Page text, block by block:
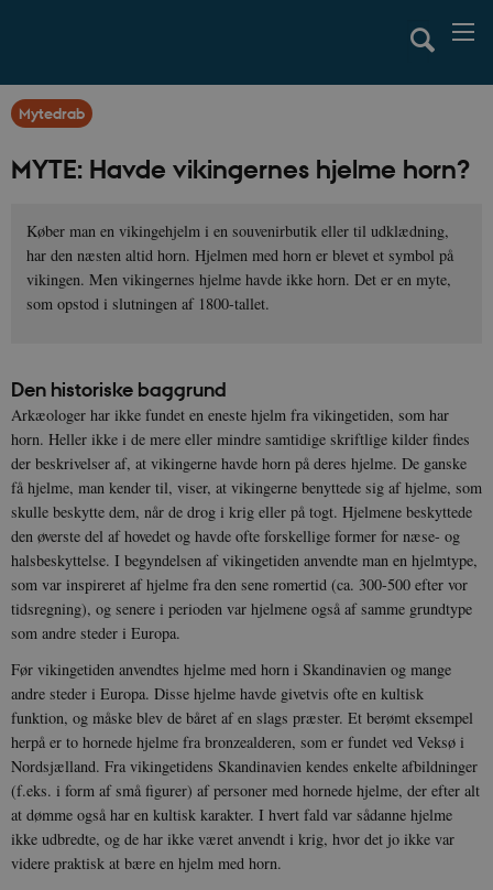
Mytedrab
MYTE: Havde vikingernes hjelme horn?
Køber man en vikingehjelm i en souvenirbutik eller til udklædning,
har den næsten altid horn. Hjelmen med horn er blevet et symbol på
vikingen. Men vikingernes hjelme havde ikke horn. Det er en myte,
som opstod i slutningen af 1800-tallet.
Den historiske baggrund
Arkæologer har ikke fundet en eneste hjelm fra vikingetiden, som har
horn. Heller ikke i de mere eller mindre samtidige skriftlige kilder findes
der beskrivelser af, at vikingerne havde horn på deres hjelme. De ganske
få hjelme, man kender til, viser, at vikingerne benyttede sig af hjelme, som
skulle beskytte dem, når de drog i krig eller på togt. Hjelmene beskyttede
den øverste del af hovedet og havde ofte forskellige former for næse- og
halsbeskyttelse. I begyndelsen af vikingetiden anvendte man en hjelmtype,
som var inspireret af hjelme fra den sene romertid (ca. 300-500 efter vor
tidsregning), og senere i perioden var hjelmene også af samme grundtype
som andre steder i Europa.
Før vikingetiden anvendtes hjelme med horn i Skandinavien og mange
andre steder i Europa. Disse hjelme havde givetvis ofte en kultisk
funktion, og måske blev de båret af en slags præster. Et berømt eksempel
herpå er to hornede hjelme fra bronzealderen, som er fundet ved Veksø i
Nordsjælland. Fra vikingetidens Skandinavien kendes enkelte afbildninger
(f.eks. i form af små figurer) af personer med hornede hjelme, der efter alt
at dømme også har en kultisk karakter. I hvert fald var sådanne hjelme
ikke udbredte, og de har ikke været anvendt i krig, hvor det jo ikke var
videre praktisk at bære en hjelm med horn.